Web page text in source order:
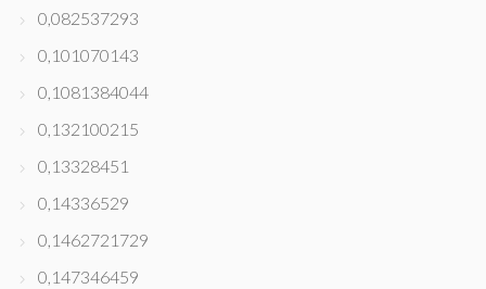
0,082537293
0,101070143
0,1081384044
0,132100215
0,13328451
0,14336529
0,1462721729
0,147346459